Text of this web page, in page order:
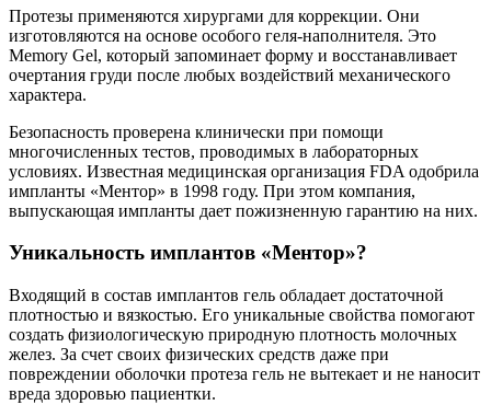
Протезы применяются хирургами для коррекции. Они
изготовляются на основе особого геля-наполнителя. Это
Memory Gel, который запоминает форму и восстанавливает
очертания груди после любых воздействий механического
характера.
Безопасность проверена клинически при помощи
многочисленных тестов, проводимых в лабораторных
условиях. Известная медицинская организация FDA одобрила
импланты «Ментор» в 1998 году. При этом компания,
выпускающая импланты дает пожизненную гарантию на них.
Уникальность имплантов «Ментор»?
Входящий в состав имплантов гель обладает достаточной
плотностью и вязкостью. Его уникальные свойства помогают
создать физиологическую природную плотность молочных
желез. За счет своих физических средств даже при
повреждении оболочки протеза гель не вытекает и не наносит
вреда здоровью пациентки.